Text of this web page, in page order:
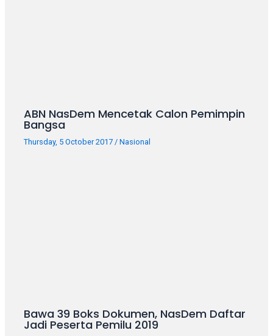
ABN NasDem Mencetak Calon Pemimpin
Bangsa
Thursday, 5 October 2017/Nasional
Bawa 39 Boks Dokumen, NasDem Daftar
Jadi Peserta Pemilu 2019